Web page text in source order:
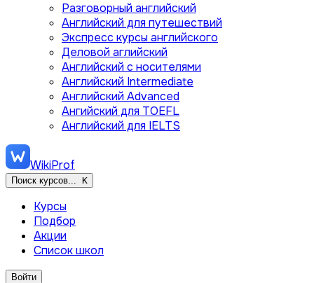
Разговорный английский
Английский для путешествий
Экспресс курсы английского
Деловой аглийский
Английский с носителями
Английский Intermediate
Английский Advanced
Ангийский для TOEFL
Английский для IELTS
WikiProf
Поиск курсов... K
Курсы
Подбор
Акции
Список школ
Войти